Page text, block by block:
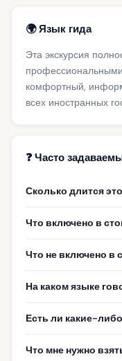
🌍 Язык гида
Эта экскурсия
комфортный,
всех иностранных
❓ Часто
Сколько длится
Что включено в
Что не включено в
На каком языке
Есть ли какие-
Что мне нужно